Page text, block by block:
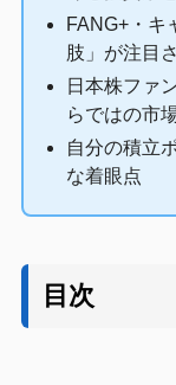
FANG+・キ
肢」が注目
日本株ファ
らではの市
自分の積立
な着眼点
目次